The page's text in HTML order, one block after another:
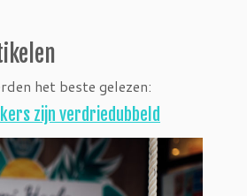
het beste gelezen:
zijn verdriedubbeld